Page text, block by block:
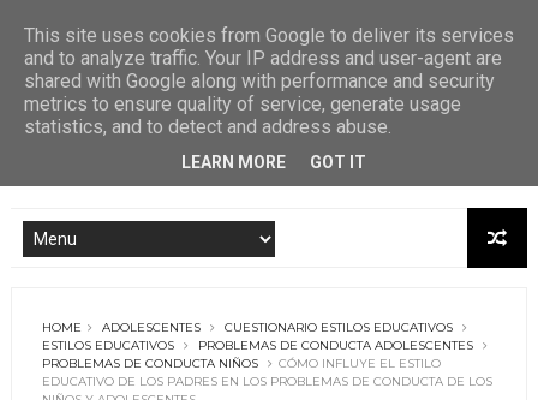
HOME ADOLESCENTES
CUESTIONARIO ESTILOS EDUCATIVOS
ESTILOS EDUCATIVOS
PROBLEMAS DE CONDUCTA ADOLESCENTES
PROBLEMAS DE CONDUCTA NIÑOS
CÓMO INFLUYE EL ESTILO
EDUCATIVO DE LOS PADRES EN LOS PROBLEMAS DE CONDUCTA DE LOS
This site uses cookies from Google to deliver its services
and to analyze traffic. Your IP address and user-agent are
shared with Google along with performance and security
metrics to ensure quality of service, generate usage
statistics, and to detect and address abuse.
LEARN MORE GOT IT